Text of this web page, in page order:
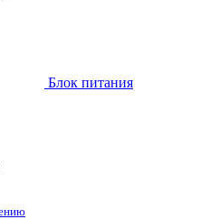
Блок питания